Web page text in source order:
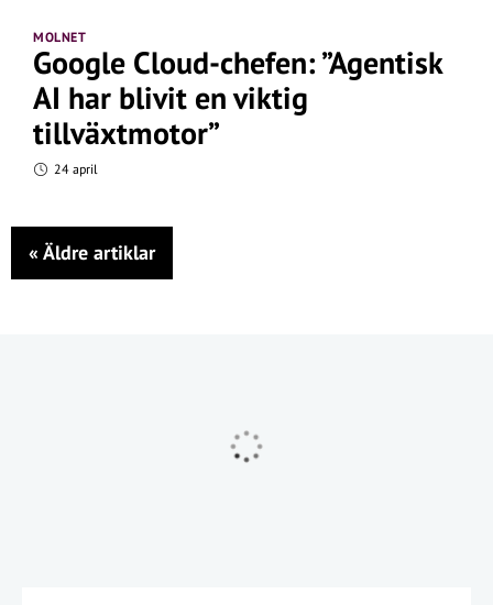
MOLNET
Google Cloud-chefen: ”Agentisk
AI har blivit en viktig
tillväxtmotor”
24 april
« Äldre artiklar